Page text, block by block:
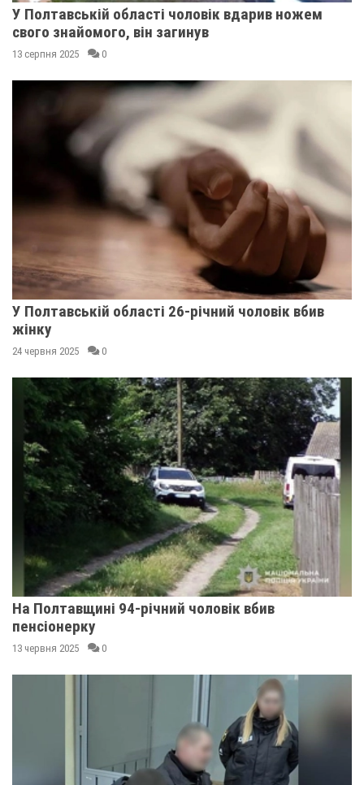
У Полтавській області чоловік вдарив ножем
свого знайомого, він загинув
13 серпня 2025 0
У Полтавській області 26-річний чоловік вбив
жінку
24 червня 2025 0
На Полтавщині 94-річний чоловік вбив
пенсіонерку
13 червня 2025 0